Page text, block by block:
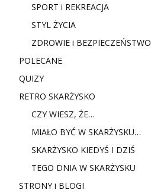
SPORT i REKREACJA
STYL ŻYCIA
ZDROWIE i BEZPIECZEŃSTWO
POLECANE
QUIZY
RETRO SKARŻYSKO
CZY WIESZ, ŻE…
MIAŁO BYĆ W SKARŻYSKU…
SKARŻYSKO KIEDYŚ I DZIŚ
TEGO DNIA W SKARŻYSKU
STRONY i BLOGI